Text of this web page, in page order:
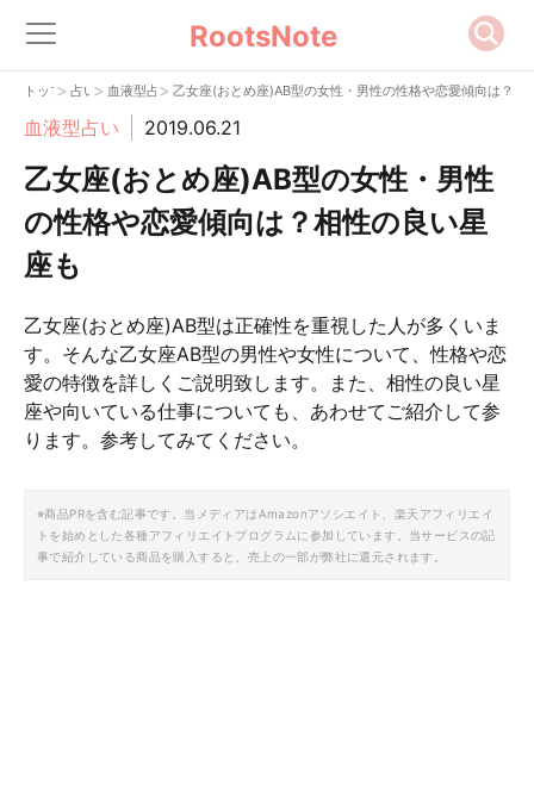
RootsNote
トップ> 占い> 血液型占い
> 乙女座(おとめ座)AB型の女性・男性の性格や恋愛傾向は？相
血液型占い 2019.06.21
乙女座(おとめ座)AB型の女性・男性
の性格や恋愛傾向は？相性の良い星
座も
乙女座(おとめ座)AB型は正確性を重視した人が多くいま
す。そんな乙女座AB型の男性や女性について、性格や恋
愛の特徴を詳しくご説明致します。また、相性の良い星
座や向いている仕事についても、あわせてご紹介して参
ります。参考してみてください。
※商品PRを含む記事です。当メディアはAmazonアソシエイト、楽天アフィリエイ
トを始めとした各種アフィリエイトプログラムに参加しています。当サービスの記
事で紹介している商品を購入すると、売上の一部が弊社に還元されます。